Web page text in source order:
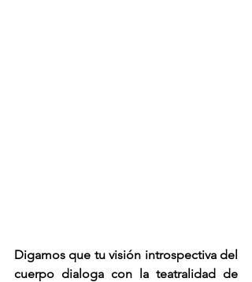
Digamos que tu visión introspectiva del
cuerpo dialoga con la teatralidad de